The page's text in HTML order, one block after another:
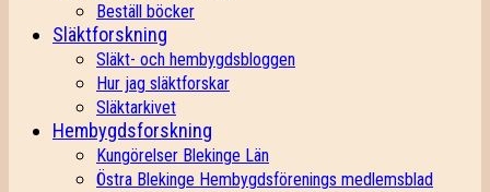
Beställ böcker
Släktforskning
Släkt- och hembygdsbloggen
Hur jag släktforskar
Släktarkivet
Hembygdsforskning
Kungörelser Blekinge Län
Östra Blekinge Hembygdsförenings medlemsblad